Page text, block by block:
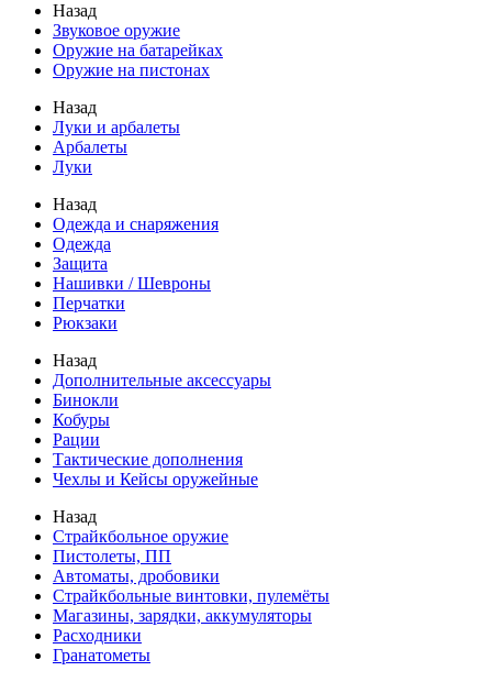
Назад
Звуковое оружие
Оружие на батарейках
Оружие на пистонах
Назад
Луки и арбалеты
Арбалеты
Луки
Назад
Одежда и снаряжения
Одежда
Защита
Нашивки / Шевроны
Перчатки
Рюкзаки
Назад
Дополнительные аксессуары
Бинокли
Кобуры
Рации
Тактические дополнения
Чехлы и Кейсы оружейные
Назад
Страйкбольное оружие
Пистолеты, ПП
Автоматы, дробовики
Страйкбольные винтовки, пулемёты
Магазины, зарядки, аккумуляторы
Расходники
Гранатометы